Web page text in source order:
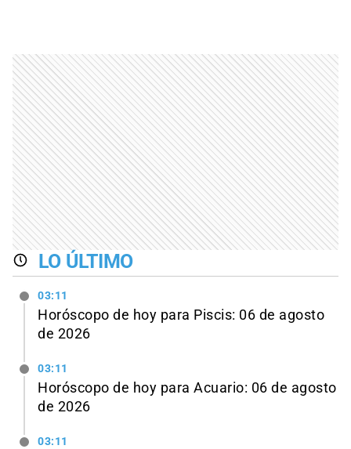
LO ÚLTIMO
03:11
Horóscopo de hoy para Piscis: 06 de agosto
de 2026
03:11
Horóscopo de hoy para Acuario: 06 de agosto
de 2026
03:11